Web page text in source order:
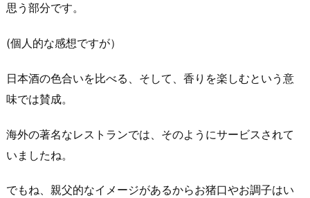
思う部分です。
(個人的な感想ですが）
日本酒の色合いを比べる、そして、香りを楽しむという意
味では賛成。
海外の著名なレストランでは、そのようにサービスされて
いましたね。
でもね、親父的なイメージがあるからお猪口やお調子はい